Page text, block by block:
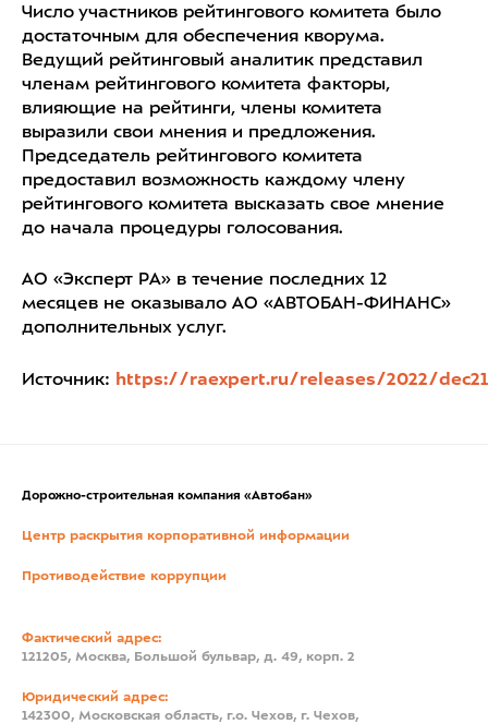
Число участников рейтингового комитета было
достаточным для обеспечения кворума.
Ведущий рейтинговый аналитик представил
членам рейтингового комитета факторы,
влияющие на рейтинги, члены комитета
выразили свои мнения и предложения.
Председатель рейтингового комитета
предоставил возможность каждому члену
рейтингового комитета высказать свое мнение
до начала процедуры голосования.
АО «Эксперт РА» в течение последних 12
месяцев не оказывало АО «АВТОБАН-ФИНАНС»
дополнительных услуг.
Источник: https://raexpert.ru/releases/2022/
Дорожно-строительная компания «Автобан»
Центр раскрытия корпоративной информации
Противодействие коррупции
Фактический адрес:
121205, Москва, Большой бульвар, д. 49, корп. 2
Юридический адрес:
142300, Московская область, г.о. Чехов, г. Чехов,